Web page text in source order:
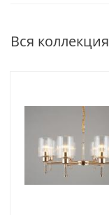
Вся коллекция